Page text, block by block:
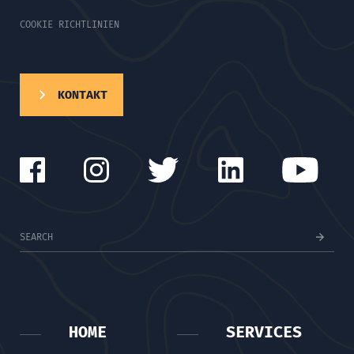
COOKIE RICHTLINIEN
KONTAKT
HOME SERVICES